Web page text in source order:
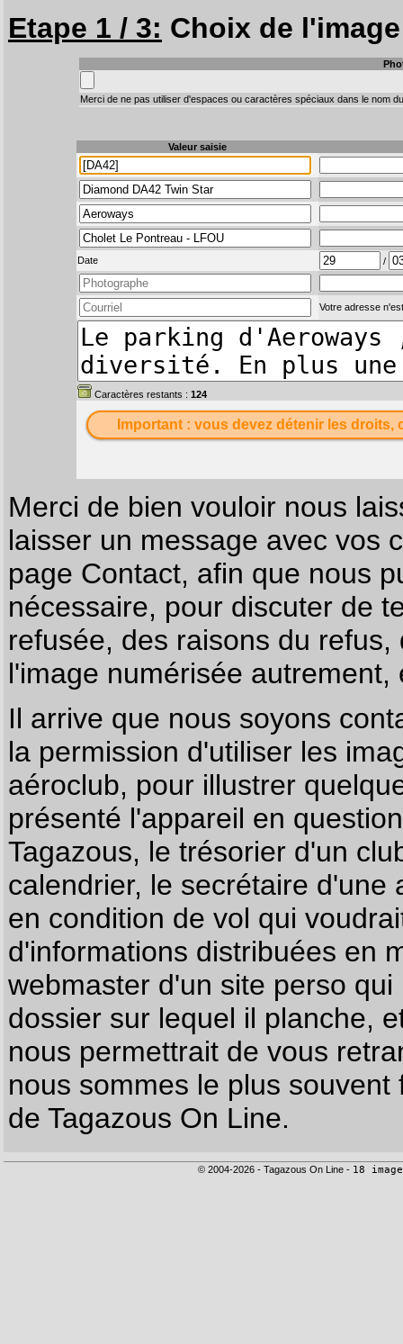
Etape 1 / 3: Choix de
Merci de ne pas utiliser d'espaces ou caractères spéciaux dans le nom
Valeur saisie
Date /
Votre adresse
Caractères restants : 124
Important : vous devez détenir les
Merci de bien vouloir nous
laisser un message avec vos
page Contact, afin que nous
nécessaire, pour discuter de
refusée, des raisons du
l'image numérisée autrement,
Il arrive que nous soyons
la permission d'utiliser les
aéroclub, pour illustrer
présenté l'appareil en
Tagazous, le trésorier d'un
calendrier, le secrétaire
en condition de vol qui
d'informations distribuées en
webmaster d'un site perso
dossier sur lequel il planche,
nous permettrait de vous
nous sommes le plus
de Tagazous On Line.
© 2004-2026 - Tagazous On Line - 18